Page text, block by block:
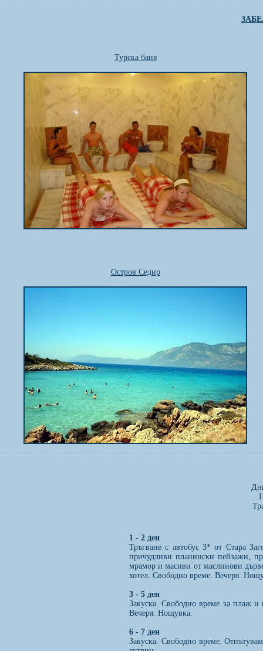
Турска баня
Остров Седир
1 - 2 ден
Тръгване с автобус 3* от Стара
причудливи планински пейзажи,
мрамор и масиви от маслинови
хотел. Свободно време. Вечеря.
3 - 5 ден
Закуска. Свободно време за плаж и
Вечеря. Нощувка.
6 - 7 ден
Закуска. Свободно време.